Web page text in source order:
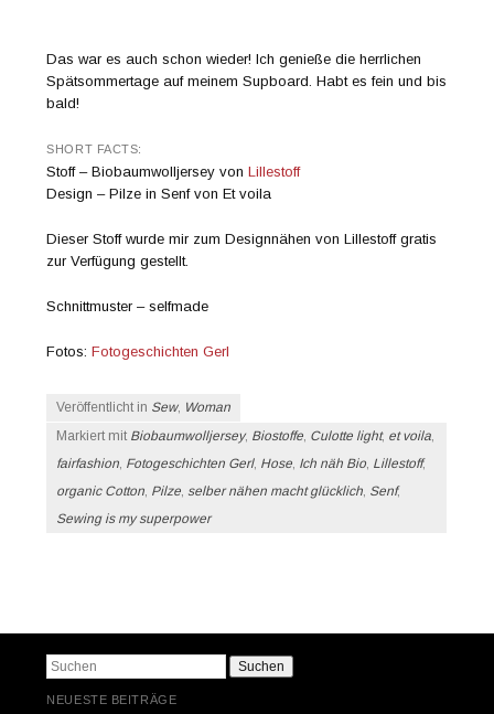
Das war es auch schon wieder! Ich genieße die herrlichen
Spätsommertage auf meinem Supboard. Habt es fein und bis
bald!
SHORT FACTS:
Stoff – Biobaumwolljersey vonLillestoff
Design – Pilze in Senf von Et voila
Dieser Stoff wurde mir zum Designnähen von Lillestoff gratis
zur Verfügung gestellt.
Schnittmuster – selfmade
Fotos:Fotogeschichten Gerl
Veröffentlicht in Sew, Woman
Markiert mit Biobaumwolljersey, Biostoffe, Culotte light, et voila,
fairfashion, Fotogeschichten Gerl, Hose, Ich näh Bio, Lillestoff,
organic Cotton, Pilze, selber nähen macht glücklich, Senf,
Sewing is my superpower
Suchen
NEUESTE BEITRÄGE